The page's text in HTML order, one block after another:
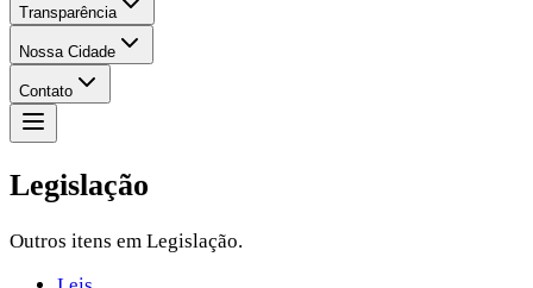
Transparência
Nossa Cidade
Contato
Legislação
Outros itens em Legislação.